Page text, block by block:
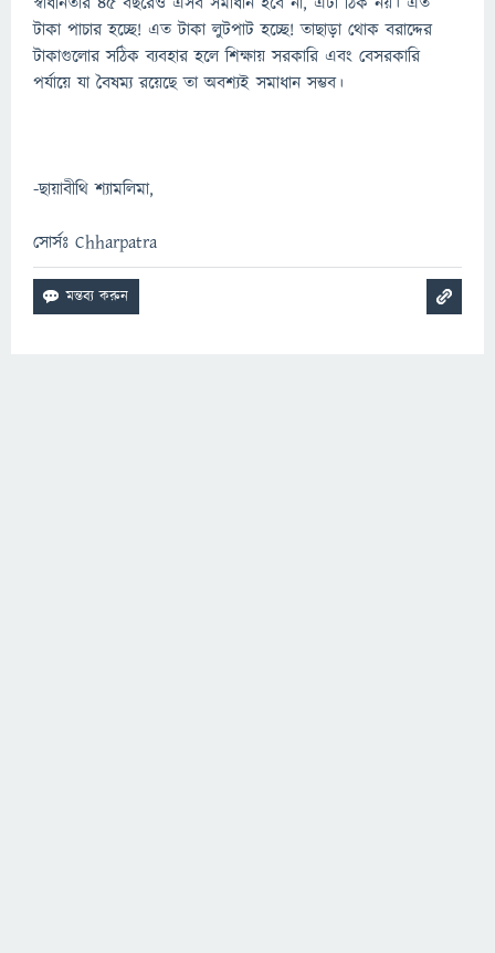
টাকা পাচার হচ্ছে! এত টাকা লুটপাট হচ্ছে! তাছাড়া থোক বরাদ্দের
টাকাগুলোর সঠিক ব্যবহার হলে শিক্ষায় সরকারি এবং বেসরকারি
পর্যায়ে যা বৈষম্য রয়েছে তা অবশ্যই সমাধান সম্ভব।
-ছায়াবীথি শ্যামলিমা,
সোর্সঃ Chharpatra